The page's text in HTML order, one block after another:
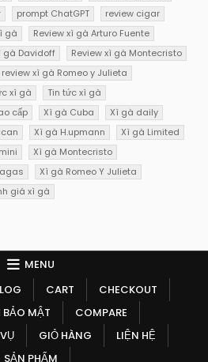
prompt ChatGPT
review cigar
gà
Review xì gà Arturo Fuente
gà Davidoff
Review xì gà Montecristo
review xì gà Romeo y Julieta
xì gà
Tin tức xì gà
cấp Xì gà Cuba
Xì gà daily
Xì gà H.upmann
Xì gà Limited
Xì gà Montecristo
Xì gà Romeo Y Julieta
giá xì gà
MENU
CART
CHECKOUT
MẬT
COMPARE
GIỎ HÀNG
LIỆN HỆ
SẢN PHẨM